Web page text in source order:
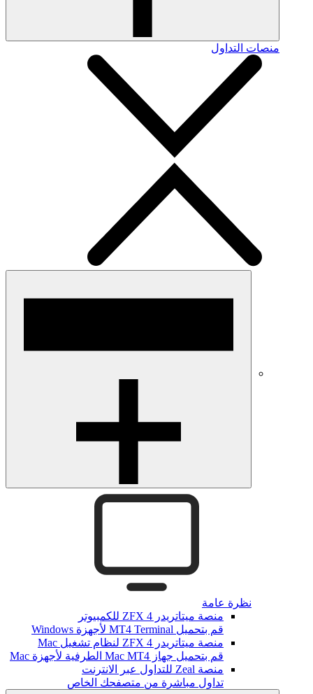
منصات التداول
نظرة عامة
منصة ميتاتريدر ZFX 4 للكمبيوتر
قم بتحميل MT4 Terminal لأجهزة Windows
منصة ميتاتريدر ZFX 4 لنظام تشغيل Mac
قم بتحميل جهاز Mac MT4 الطرفية لأجهزة Mac
منصة Zeal للتداول عبر الانترنت
تداول مباشرة من متصفحك الخاص